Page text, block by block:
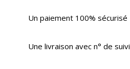
Un paiement 100% sécurisé
Une livraison avec n° de suivi